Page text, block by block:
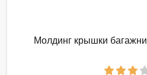
Молдинг крышки